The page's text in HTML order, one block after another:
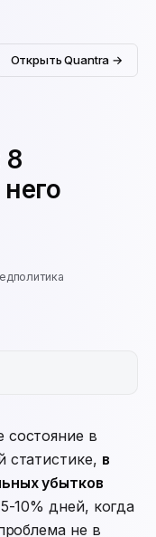
Открыть Quantra →
8
состояние в
статистике, в
убытков
10% дней, когда
не в